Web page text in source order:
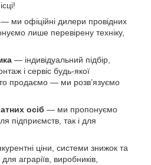
— ми офіційні дилери провідних
лише перевірену техніку,
— індивідуальний підбір,
і сервіс будь-якої
продаємо — ми розв’язуємо
осіб — ми пропонуємо
підприємств, так і для
ціни, системи знижок та
аграріїв, виробників,